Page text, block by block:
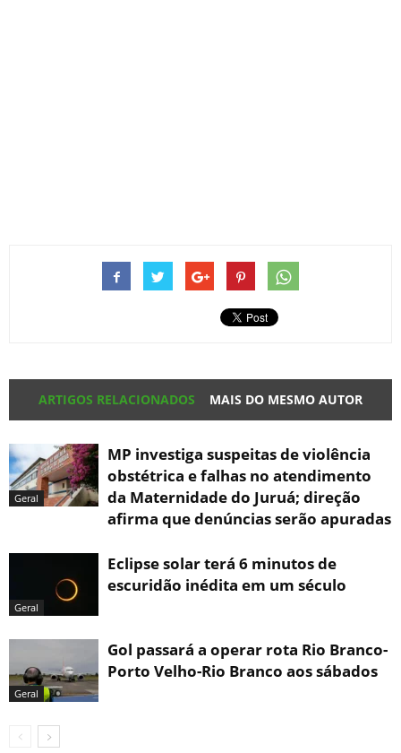
ARTIGOS RELACIONADOS MAIS DO MESMO AUTOR
Geral
MP investiga suspeitas de violência
obstétrica e falhas no atendimento
da Maternidade do Juruá; direção
afirma que denúncias serão apuradas
Geral
Eclipse solar terá 6 minutos de
escuridão inédita em um século
Geral
Gol passará a operar rota Rio Branco-
Porto Velho-Rio Branco aos sábados